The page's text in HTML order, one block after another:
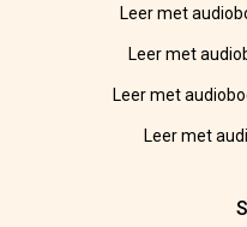
Leer met
Leer met
Leer met
Leer met